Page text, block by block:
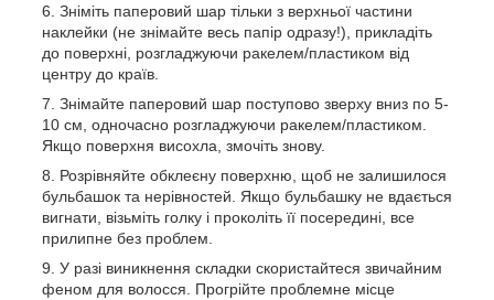
Зніміть паперовий шар тільки з верхньої частини
наклейки (не знімайте весь папір одразу!), прикладіть
до поверхні, розгладжуючи ракелем/пластиком від
центру до країв.
Знімайте паперовий шар поступово зверху вниз по 5-
10 см, одночасно розгладжуючи ракелем/пластиком.
Якщо поверхня висохла, змочіть знову.
Розрівняйте обклеєну поверхню, щоб не залишилося
бульбашок та нерівностей. Якщо бульбашку не вдається
вигнати, візьміть голку і проколіть її посередині, все
прилипне без проблем.
У разі виникнення складки скористайтеся звичайним
феном для волосся. Прогрійте проблемне місце